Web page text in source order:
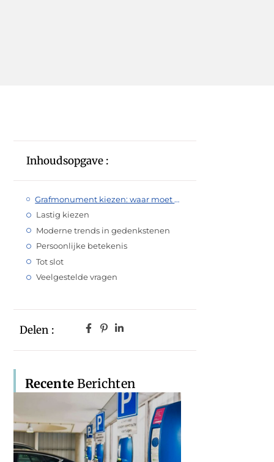
Inhoudsopgave :
Grafmonument kiezen: waar moet u op letten?
Lastig kiezen
Moderne trends in gedenkstenen
Persoonlijke betekenis
Tot slot
Veelgestelde vragen
Delen :
RecenteBerichten